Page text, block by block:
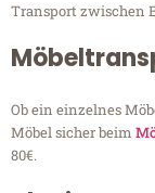
Transport zwischen
Ob ein einzelnes
Möbel sicher beim
80€.